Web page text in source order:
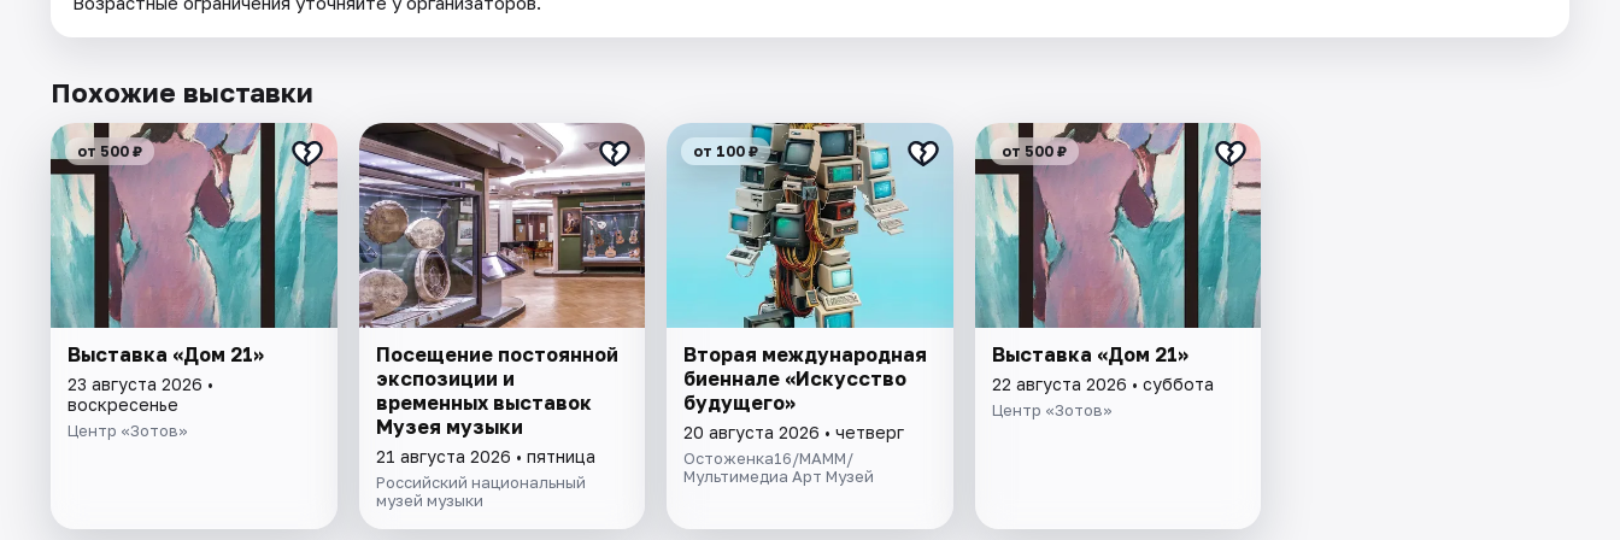
Похожие выставки
от 500 ₽
Выставка «Дом 21»
23 августа 2026 •
воскресенье
Центр «Зотов»
Посещение постоянной
экспозиции и
временных выставок
Музея музыки
21 августа 2026 • пятница
Российский национальный
музей музыки
от 100 ₽
Вторая международная
биеннале «Искусство
будущего»
20 августа 2026 • четверг
Остоженка16/МАММ/
Мультимедиа Арт Музей
от 500 ₽
Выставка «Дом 21»
22 августа 2026 • суббота
Центр «Зотов»